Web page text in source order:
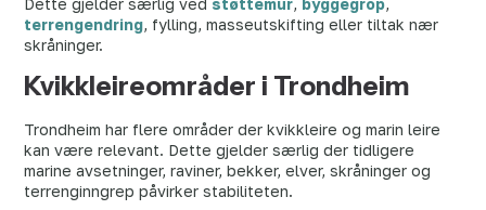
Dette gjelder særlig ved støttemur, byggegrop,
terrengendring, fylling, masseutskifting eller tiltak nær
skråninger.
Kvikkleireområder i Trondheim
Trondheim har flere områder der kvikkleire og marin leire
kan være relevant. Dette gjelder særlig der tidligere
marine avsetninger, raviner, bekker, elver, skråninger og
terrenginngrep påvirker stabiliteten.